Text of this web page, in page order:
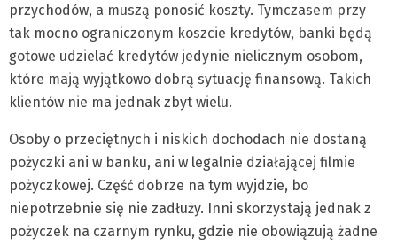
przychodów, a muszą ponosić koszty. Tymczasem przy
tak mocno ograniczonym koszcie kredytów, banki będą
gotowe udzielać kredytów jedynie nielicznym osobom,
które mają wyjątkowo dobrą sytuację finansową. Takich
klientów nie ma jednak zbyt wielu.
Osoby o przeciętnych i niskich dochodach nie dostaną
pożyczki ani w banku, ani w legalnie działającej filmie
pożyczkowej. Część dobrze na tym wyjdzie, bo
niepotrzebnie się nie zadłuży. Inni skorzystają jednak z
pożyczek na czarnym rynku, gdzie nie obowiązują żadne